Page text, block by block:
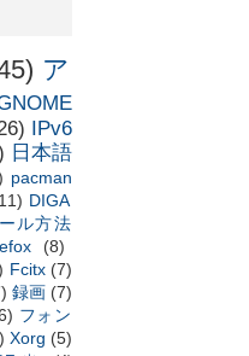
ア
IPv6
日本語
pacman
DIGA
ル方法
(8)
Fcitx (7)
録画 (7)
フォン
Xorg (5)